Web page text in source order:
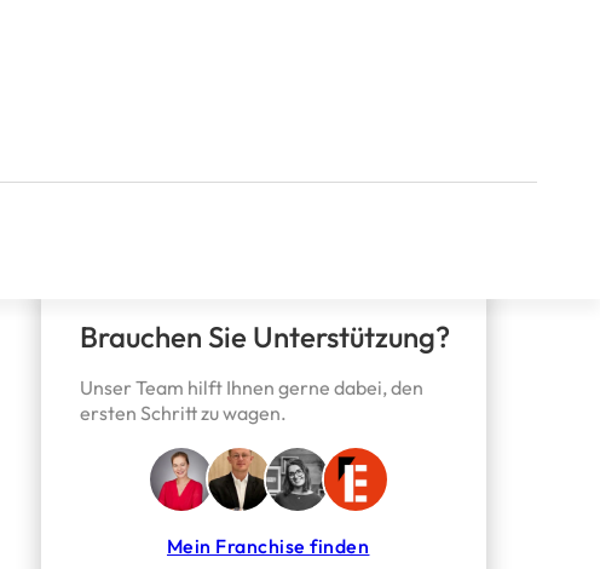
Brauchen Sie Unterstützung?
Unser Team hilft Ihnen gerne dabei, den
ersten Schritt zu wagen.
Mein Franchise finden